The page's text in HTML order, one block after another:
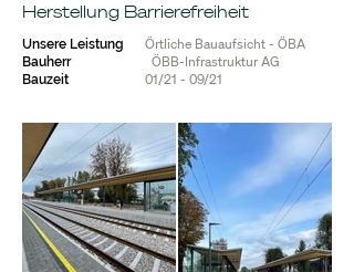
Herstellung Barrierefreiheit
Unsere Leistung
Bauherr
Bauzeit
Örtliche Bauaufsicht - ÖBA
ÖBB-Infrastruktur AG
01/21 - 09/21